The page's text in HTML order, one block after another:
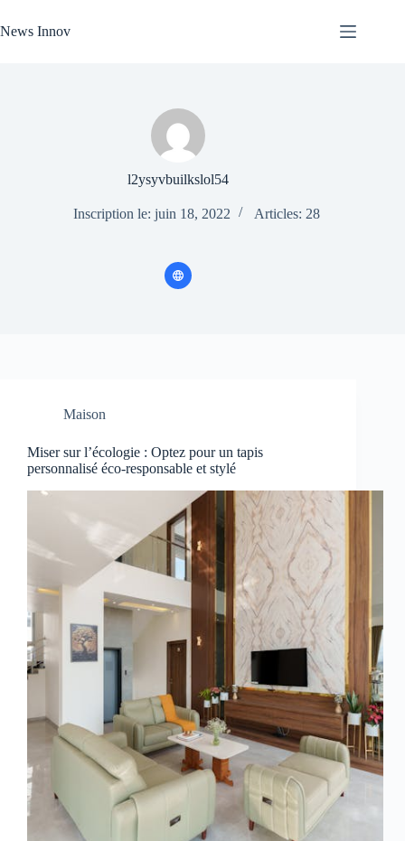
au
contenu
News Innov
l2ysyvbuilkslol54
Inscription le: juin 18, 2022 Articles: 28
Maison
Miser sur l’écologie : Optez pour un tapis
personnalisé éco-responsable et stylé